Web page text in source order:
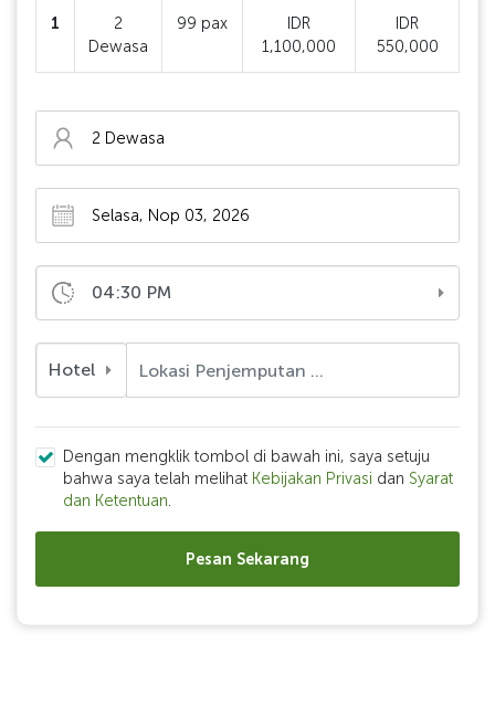
1
2
Dewasa
99 pax
IDR
1,100,000
IDR
550,000
04:30 PM
Hotel
Dengan mengklik tombol di bawah ini, saya setuju
bahwa saya telah melihat Kebijakan Privasi dan Syarat
dan Ketentuan.
Pesan Sekarang